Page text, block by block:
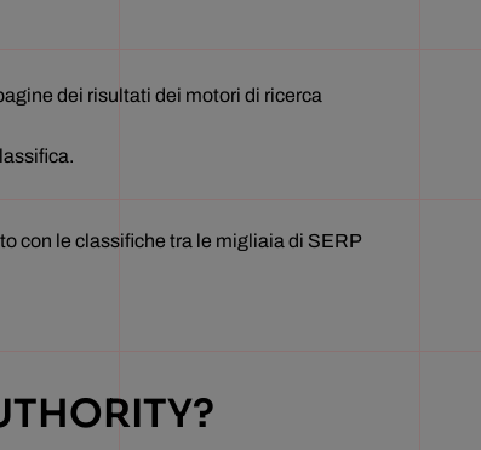
dei risultati dei motori di ricerca
con le classifiche tra le migliaia di SERP